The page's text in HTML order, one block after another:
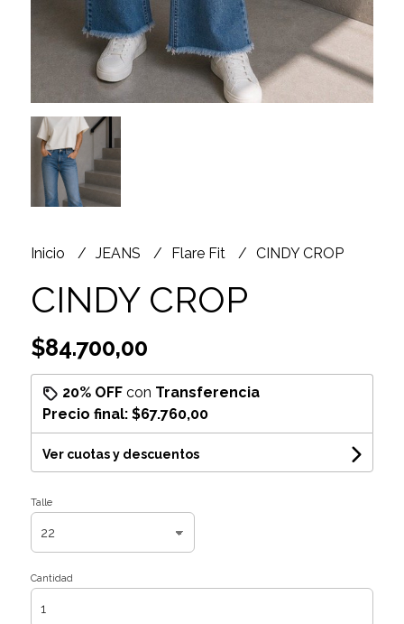
Inicio JEANS Flare Fit CINDY CROP
CINDY CROP
$84.700,00
20% OFFcon Transferencia
Precio final: $67.760,00
Ver cuotas y descuentos
Talle
Cantidad